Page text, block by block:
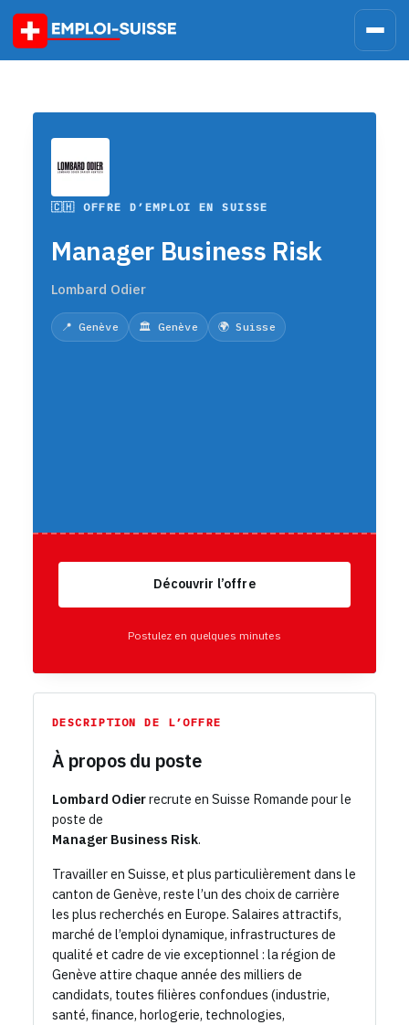
Skip
content
🇨🇭 OFFRE D’EMPLOI EN SUISSE
Manager Business Risk
Lombard Odier
📍 Genève 🏛️ Genève 🌍 Suisse
Découvrir l’offre
Postulez en quelques minutes
DESCRIPTION DE L’OFFRE
À propos du poste
Lombard Odierrecrute en Suisse Romande pour le
poste de
Manager Business Risk.
Travailler en Suisse, et plus particulièrement dans le
canton de Genève, reste l’un des choix de carrière
les plus recherchés en Europe. Salaires attractifs,
marché de l’emploi dynamique, infrastructures de
qualité et cadre de vie exceptionnel : la région de
Genève attire chaque année des milliers de
candidats, toutes filières confondues (industrie,
santé, finance, horlogerie, technologies,